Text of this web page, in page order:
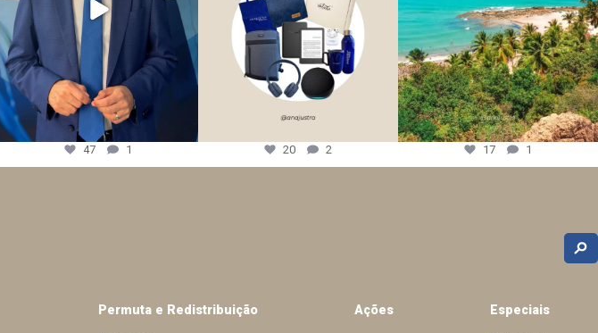
47 1 20 2 17 1
Permuta e Redistribuição Ações Especiais